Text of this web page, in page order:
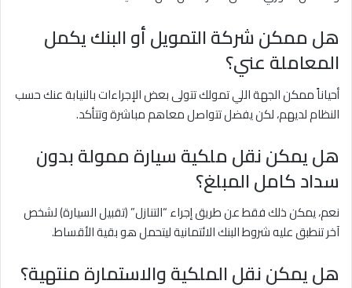
هل ممكن شركة التمويل أو البنك يكمل
المعاملة عني؟
أحياناً ممكن الجهة اللي تمولك تتولى بعض الإجراءات بالنيابة عنك حسب
النظام لديهم، لكن يفضل تتواصل معاهم مباشرة وتتأكد.
هل يمكن نقل ملكية سيارة ممولة بدون
سداد كامل المبلغ؟
نعم، يمكن ذلك فقط عن طريق إجراء “التنازل” (تقبيل السيارة) لشخص
آخر تنطبق عليه شروط البنك الائتمانية ليتحمل هو بقية الأقساط.
هل يمكن نقل الملكية والاستمارة منتهية؟